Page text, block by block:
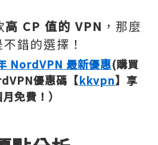
高 CP 值的 VPN ，那麼
錯的選擇！
NordVPN 最新優惠(購買
優惠碼【kkvpn】享
免費！）